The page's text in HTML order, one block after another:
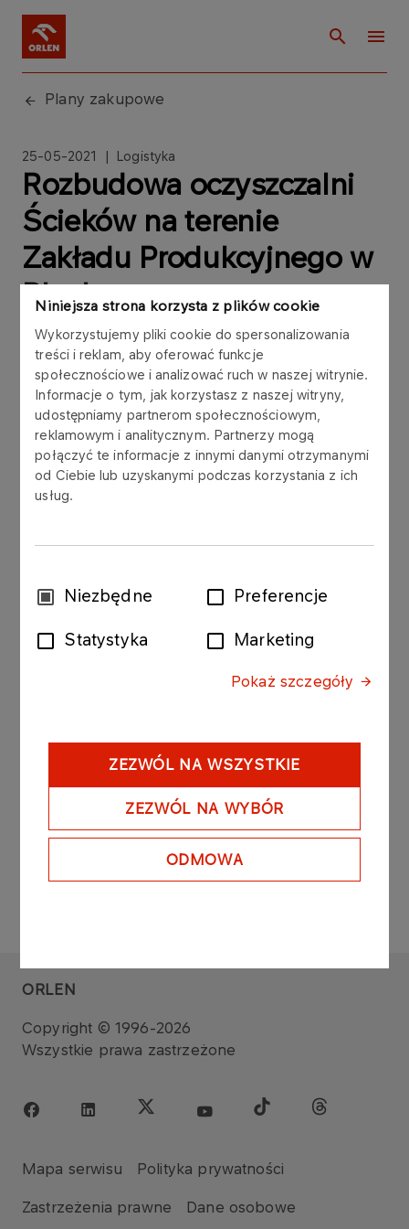
Niniejsza strona korzysta z plików cookie
Wykorzystujemy pliki cookie do spersonalizowania
treści i reklam, aby oferować funkcje
społecznościowe i analizować ruch w naszej witrynie.
Informacje o tym, jak korzystasz z naszej witryny,
udostępniamy partnerom społecznościowym,
reklamowym i analitycznym. Partnerzy mogą
połączyć te informacje z innymi danymi otrzymanymi
od Ciebie lub uzyskanymi podczas korzystania z ich
usług.
WybórNiezbędne Preferencje
Statystyka Marketing
Pokaż szczegóły
ZEZWÓL NA WSZYSTKIE
ZEZWÓL NA WYBÓR
ODMOWA
Plany zakupowe
25-05-2021 | Logistyka
Rozbudowa oczyszczalni
Ścieków na terenie
Zakładu Produkcyjnego w
Płocku
PKN ORLEN S.A. informuje dostawców
świadczących usługi rozbiórkowe o planowanej
publikacji zapytania ofertowego na realizację prac
rozbiórkowych w siedmiu lokalizacjach na terenie
całej Polski.
PKN/2/001777/21.
Zachęcamy do śledzenia informacji na bieżąco, a
telefonicznego: +48 (24) 256 85 55 / +48 667 440
ORLEN
Copyright © 1996-2026
Wszystkie prawa zastrzeżone
Mapa serwisu Polityka prywatności
Zastrzeżenia prawne Dane osobowe